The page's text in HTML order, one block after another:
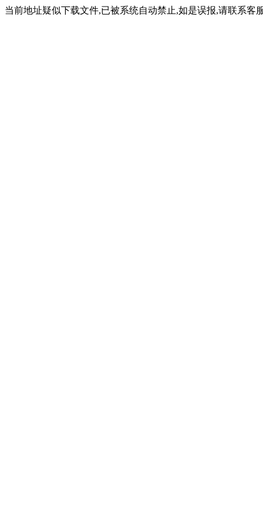
当前地址疑似下载文件,已被系统自动禁止,如是误报,请联系客